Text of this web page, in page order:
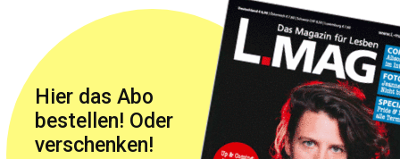
Hier das Abo
bestellen! Oder
verschenken!